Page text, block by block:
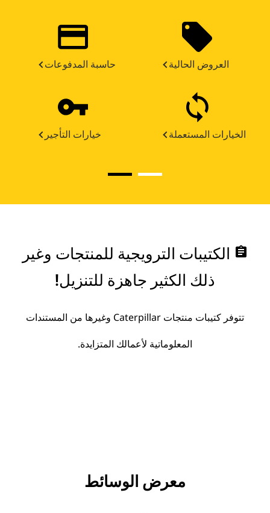
حاسبة المدفوعات العروض الحالية
خيارات التأجير الخيارات المستعملة
assignment الكتيبات الترويجية للمنتجات وغير
ذلك الكثير جاهزة للتنزيل!
تتوفر كتيبات منتجات Caterpillar وغيرها من المستندات
المعلوماتية لأعمالك المتزايدة.
معرض الوسائط